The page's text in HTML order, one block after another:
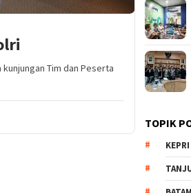
kunjungan Tim dan Peserta
TOPIK
KEPRI